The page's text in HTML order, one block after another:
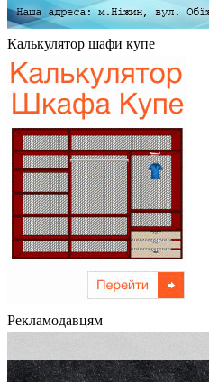
Калькулятор шафи купе
Рекламодавцям